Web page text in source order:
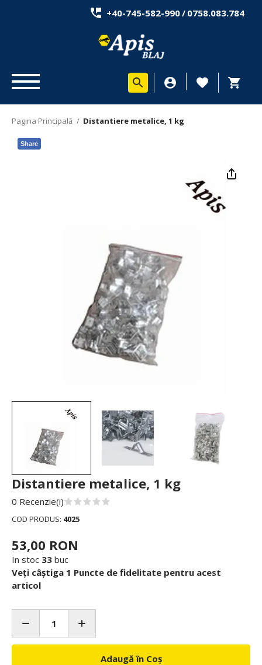
+40-745-582-990/ 0758.083.784
Pagina Principală / Distantiere metalice, 1 kg
Share
Distantiere metalice, 1 kg
0 Recenzie(i)
COD PRODUS: 4025
53,00 RON
In stoc 33 buc
Veți câștiga 1 Puncte de fidelitate pentru acest
articol
Adaugă în Coș